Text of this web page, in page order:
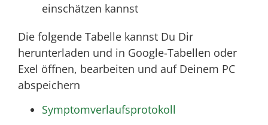
einschätzen kannst
Die folgende Tabelle kannst Du Dir
herunterladen und in Google-Tabellen oder
Exel öffnen, bearbeiten und auf Deinem PC
abspeichern
Symptomverlaufsprotokoll